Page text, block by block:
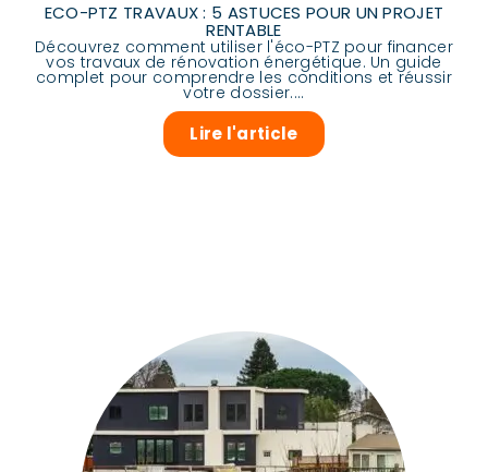
ECO-PTZ TRAVAUX : 5 ASTUCES POUR UN PROJET
RENTABLE
Découvrez comment utiliser l'éco-PTZ pour financer
vos travaux de rénovation énergétique. Un guide
complet pour comprendre les conditions et réussir
votre dossier....
Lire l'article